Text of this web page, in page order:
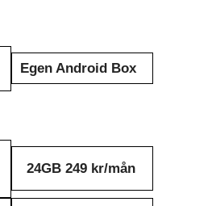
Egen Android Box
24GB 249 kr/mån